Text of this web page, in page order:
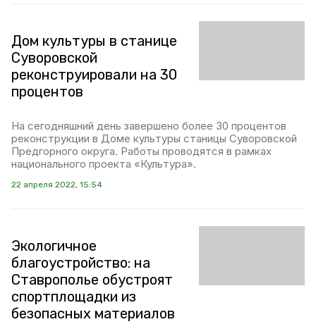
Дом культуры в станице
Суворовской
реконструировали на 30
процентов
На сегодняшний день завершено более 30 процентов
реконструкции в Доме культуры станицы Суворовской
Предгорного округа. Работы проводятся в рамках
национального проекта «Культура».
22 апреля 2022, 15:54
Экологичное
благоустройство: на
Ставрополье обустроят
спортплощадки из
безопасных материалов